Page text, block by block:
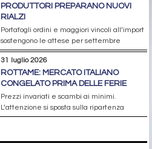
PRODUTTORI PREPARANO NUOVI
RIALZI
Portafogli ordini e maggiori vincoli all’import
sostengono le attese per settembre
31 luglio 2026
ROTTAME: MERCATO ITALIANO
CONGELATO PRIMA DELLE FERIE
Prezzi invariati e scambi ai minimi.
L’attenzione si sposta sulla ripartenza